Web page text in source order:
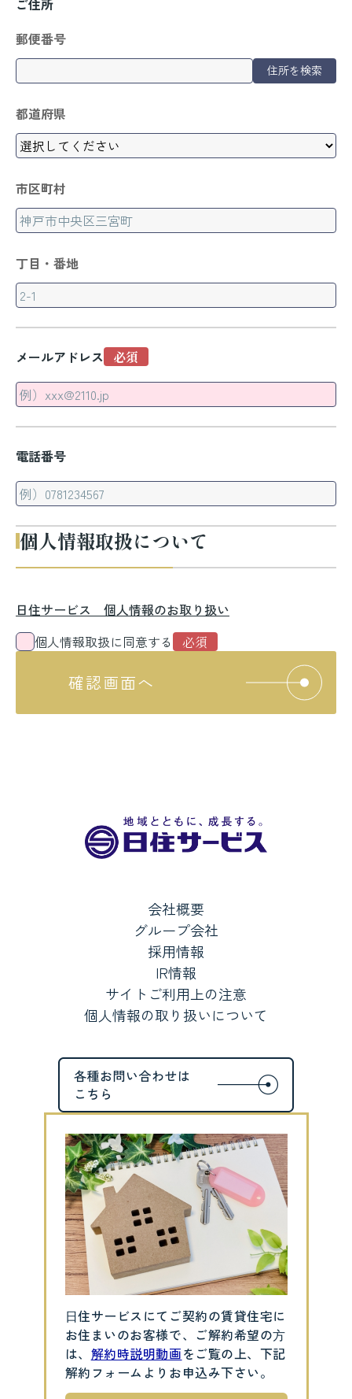
郵便番号
住所を検索
都道府県
市区町村
丁目・番地
メールアドレス
電話番号
個人情報取扱について
日住サービス 個人情報のお取り扱い
個人情報取扱に同意する
確認画面へ
会社概要
グループ会社
採用情報
IR情報
サイトご利用上の注意
個人情報の取り扱いについて
⽇住サービスにてご契約の賃貸住宅に
お住まいのお客様で、ご解約希望の⽅
は、 解約時説明動画をご覧の上、下記
解約フォームよりお申込み下さい。